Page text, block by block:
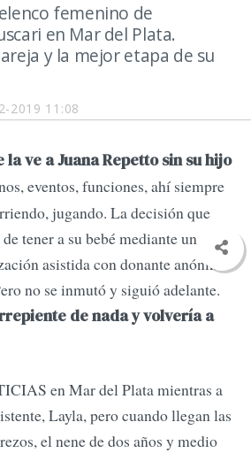
2019 11:08
femenino de
en Mar del Plata.
y la mejor etapa de su
la ve a Juana Repetto sin su hijo
eventos, funciones, ahí siempre
jugando. La decisión que
tener a su bebé mediante un
asistida con donante anónimo
no se inmutó y siguió adelante.
de nada y volvería a
en Mar del Plata mientras a
Layla, pero cuando llegan las
el nene de dos años y medio